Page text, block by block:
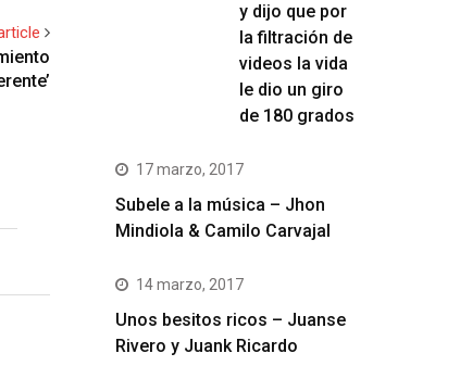
y dijo que por
la filtración de
videos la vida
le dio un giro
de 180 grados
17 marzo, 2017
Subele a la música – Jhon
Mindiola & Camilo Carvajal
14 marzo, 2017
Unos besitos ricos – Juanse
Rivero y Juank Ricardo